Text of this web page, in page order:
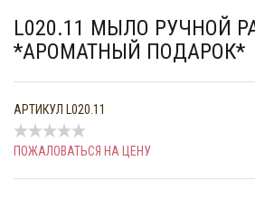
L020.11 МЫЛО РУЧНОЙ
*АРОМАТНЫЙ ПОДАРОК*
АРТИКУЛ L020.11
ПОЖАЛОВАТЬСЯ НА ЦЕНУ